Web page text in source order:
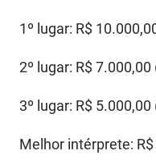
1º lugar: R$
2º lugar: R$
3º lugar: R$
Melhor intérprete: